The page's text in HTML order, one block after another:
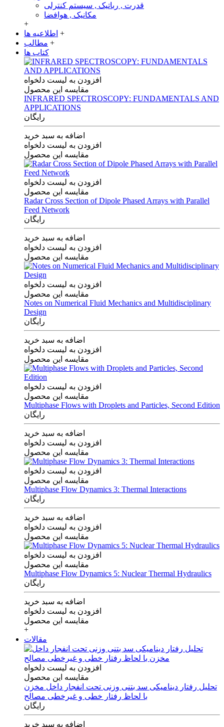
قدرت , رباتیک , سیستم کنترلی
مکانیک , هوافضا
+
اطلاعیه ها +
مطالب +
کتاب ها
افزودن به لیست دلخواه
مقایسه این محصول
INFRARED SPECTROSCOPY: FUNDAMENTALS AND
APPLICATIONS
رایگان
اضافه به سبد خرید
افزودن به لیست دلخواه
مقایسه این محصول
افزودن به لیست دلخواه
مقایسه این محصول
Radar Cross Section of Dipole Phased Arrays with Parallel
Feed Network
رایگان
اضافه به سبد خرید
افزودن به لیست دلخواه
مقایسه این محصول
افزودن به لیست دلخواه
مقایسه این محصول
Notes on Numerical Fluid Mechanics and Multidisciplinary
Design
رایگان
اضافه به سبد خرید
افزودن به لیست دلخواه
مقایسه این محصول
افزودن به لیست دلخواه
مقایسه این محصول
Multiphase Flows with Droplets and Particles, Second Edition
رایگان
اضافه به سبد خرید
افزودن به لیست دلخواه
مقایسه این محصول
افزودن به لیست دلخواه
مقایسه این محصول
Multiphase Flow Dynamics 3: Thermal Interactions
رایگان
اضافه به سبد خرید
افزودن به لیست دلخواه
مقایسه این محصول
افزودن به لیست دلخواه
مقایسه این محصول
Multiphase Flow Dynamics 5: Nuclear Thermal Hydraulics
رایگان
اضافه به سبد خرید
افزودن به لیست دلخواه
مقایسه این محصول
+
مقالات
افزودن به لیست دلخواه
مقایسه این محصول
تحلیل رفتار دینامیکی سد بتنی وزنی تحت انفجار داخل مخزن
با لحاظ رفتار خطی و غیرخطی مصالح
رایگان
اضافه به سبد خرید